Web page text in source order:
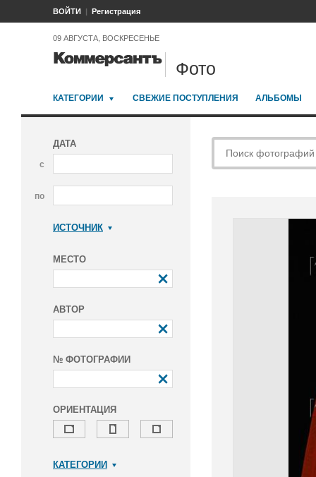
ВОЙТИ Регистрация
09 АВГУСТА, ВОСКРЕСЕНЬЕ
Фото
КАТЕГОРИИ СВЕЖИЕ ПОСТУПЛЕНИЯ АЛЬБОМЫ
ДАТА
с
по
ИСТОЧНИК
МЕСТО
АВТОР
№ ФОТОГРАФИИ
ОРИЕНТАЦИЯ
КАТЕГОРИИ